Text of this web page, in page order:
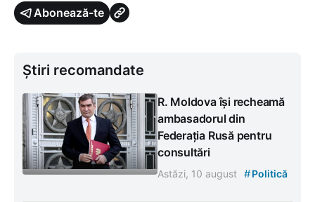
Abonează-te
Știri recomandate
R. Moldova își recheamă
ambasadorul din
Federația Rusă pentru
consultări
Astăzi, 10 august #Politică